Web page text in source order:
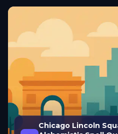
Chicago Lincoln